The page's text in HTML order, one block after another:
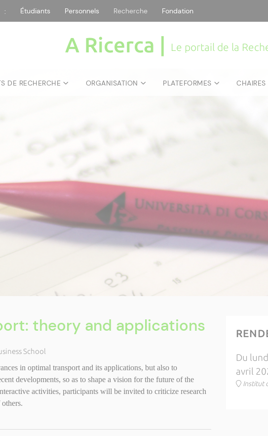
: Étudiants Personnels Recherche Fondation
A Ricerca | Le portail de la
DE RECHERCHE ORGANISATION PLATEFORMES CHAIRES
theory and applications
School
in optimal transport and its applications, but also to
developments, so as to shape a vision for the future of the
activities, participants will be invited to criticize research
Du
avril
Institut